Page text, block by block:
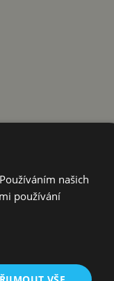
našich
používání